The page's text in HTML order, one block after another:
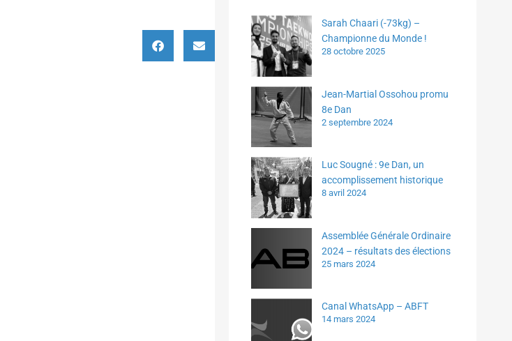
Sarah Chaari (-73kg) –
Championne du Monde !
28 octobre 2025
Jean-Martial Ossohou promu
8e Dan
2 septembre 2024
Luc Sougné : 9e Dan, un
accomplissement historique
8 avril 2024
Assemblée Générale Ordinaire
2024 – résultats des élections
25 mars 2024
Canal WhatsApp – ABFT
14 mars 2024